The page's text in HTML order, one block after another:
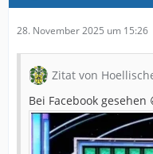
28. November 2025 um 15:26
Zitat von
Bei Facebook gesehen